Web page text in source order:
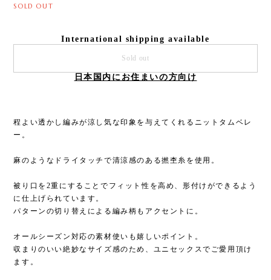
SOLD OUT
International shipping available
Sold out
日本国内にお住まいの方向け
程よい透かし編みが涼し気な印象を与えてくれるニットタムベレ
ー。
麻のようなドライタッチで清涼感のある撚杢糸を使用。
被り口を2重にすることでフィット性を高め、形付けができるよう
に仕上げられています。
パターンの切り替えによる編み柄もアクセントに。
オールシーズン対応の素材使いも嬉しいポイント。
収まりのいい絶妙なサイズ感のため、ユニセックスでご愛用頂け
ます。